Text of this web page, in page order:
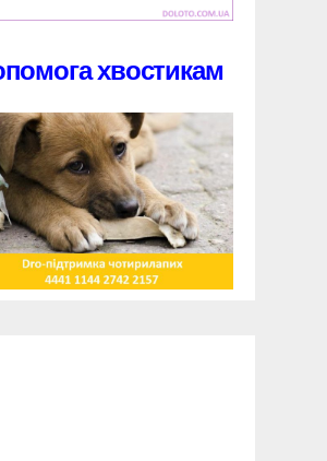
хвостикам